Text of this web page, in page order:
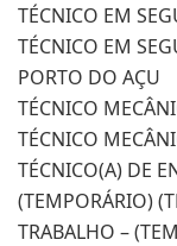
TÉCNICO EM
TÉCNICO EM
PORTO DO AÇU
TÉCNICO
TÉCNICO
TÉCNICO(A) DE
(TEMPORÁRIO)
TRABALHO –